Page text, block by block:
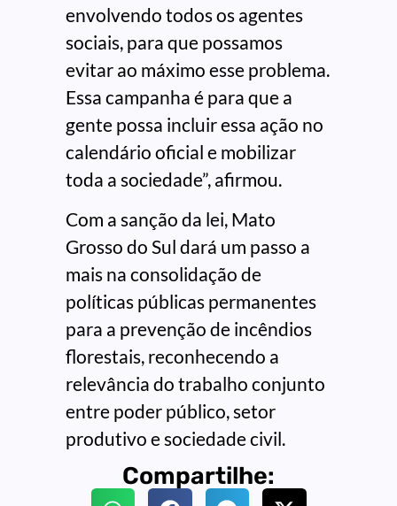
envolvendo todos os agentes
sociais, para que possamos
evitar ao máximo esse problema.
Essa campanha é para que a
gente possa incluir essa ação no
calendário oficial e mobilizar
toda a sociedade”, afirmou.
Com a sanção da lei, Mato
Grosso do Sul dará um passo a
mais na consolidação de
políticas públicas permanentes
para a prevenção de incêndios
florestais, reconhecendo a
relevância do trabalho conjunto
entre poder público, setor
produtivo e sociedade civil.
Compartilhe: